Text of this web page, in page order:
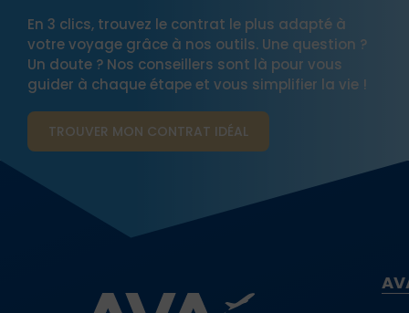
En 3 clics, trouvez le contrat le plus adapté à
votre voyage grâce à nos outils. Une question ?
Un doute ? Nos conseillers sont là pour vous
guider à chaque étape et vous simplifier la vie !
TROUVER MON CONTRAT​ IDÉAL